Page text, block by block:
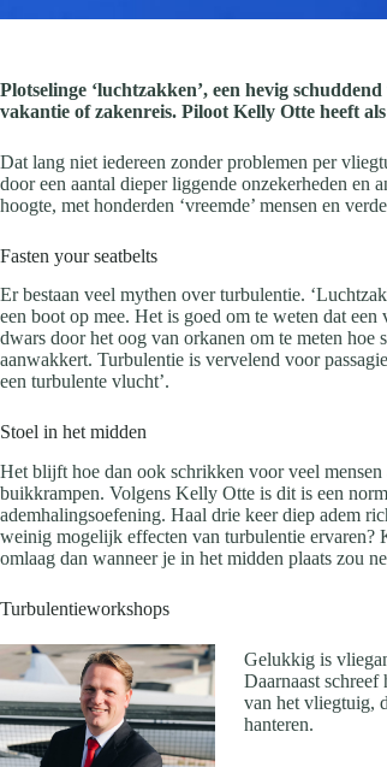
Plotselinge ‘luchtzakken’, een hevig
vakantie of zakenreis. Piloot Kelly Otte heeft
Dat lang niet iedereen zonder problemen per
door een aantal dieper liggende onzekerheden en
hoogte, met honderden ‘vreemde’ mensen en
Fasten your seatbelts
Er bestaan veel mythen over turbulentie.
een boot op mee. Het is goed om te weten dat
dwars door het oog van orkanen om te meten hoe
aanwakkert. Turbulentie is vervelend voor
een turbulente vlucht’.
Stoel in het midden
Het blijft hoe dan ook schrikken voor veel mensen
buikkrampen. Volgens Kelly Otte is dit is een
ademhalingsoefening. Haal drie keer diep adem
weinig mogelijk effecten van turbulentie ervaren?
omlaag dan wanneer je in het midden plaats zou
Turbulentieworkshops
Gelukkig is
Daarnaast
van het vliegtuig,
hanteren.